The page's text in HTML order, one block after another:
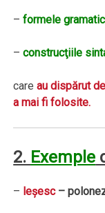
–formele
–construcţiile
careau dispărut
a mai fi folosite.
2. Exemple
– leşesc–